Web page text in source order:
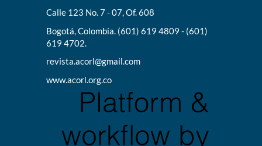
Calle 123 No. 7 - 07, Of. 608
Bogotá, Colombia. (601) 619 4809 - (601)
619 4702.
revista.acorl@gmail.com
www.acorl.org.co